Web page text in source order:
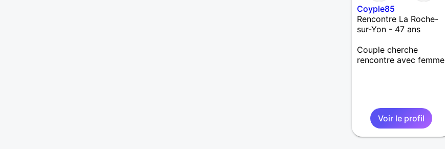
Coyple85
Rencontre La Roche-
sur-Yon - 47 ans
Couple cherche
rencontre avec femme
Voir le profil